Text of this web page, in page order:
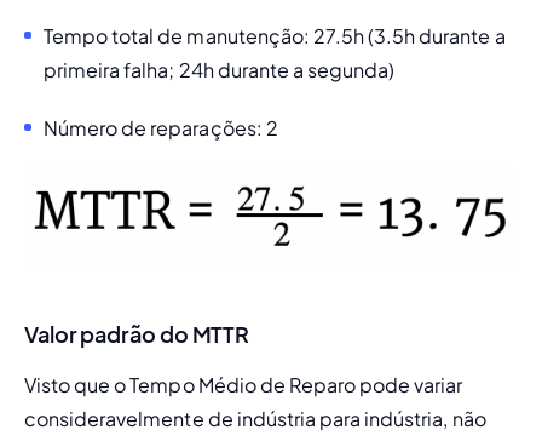
Tempo total de manutenção: 27.5h (3.5h durante a
primeira falha; 24h durante a segunda)
Número de reparações: 2
Valor padrão do MTTR
Visto que o Tempo Médio de Reparo pode variar
consideravelmente de indústria para indústria, não